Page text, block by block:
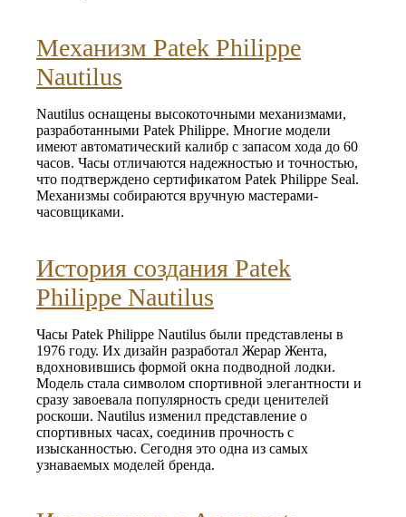
Механизм Patek Philippe
Nautilus
Nautilus оснащены высокоточными механизмами,
разработанными Patek Philippe. Многие модели
имеют автоматический калибр с запасом хода до 60
часов. Часы отличаются надежностью и точностью,
что подтверждено сертификатом Patek Philippe Seal.
Механизмы собираются вручную мастерами-
часовщиками.
История создания Patek
Philippe Nautilus
Часы Patek Philippe Nautilus были представлены в
1976 году. Их дизайн разработал Жерар Жента,
вдохновившись формой окна подводной лодки.
Модель стала символом спортивной элегантности и
сразу завоевала популярность среди ценителей
роскоши. Nautilus изменил представление о
спортивных часах, соединив прочность с
изысканностью. Сегодня это одна из самых
узнаваемых моделей бренда.